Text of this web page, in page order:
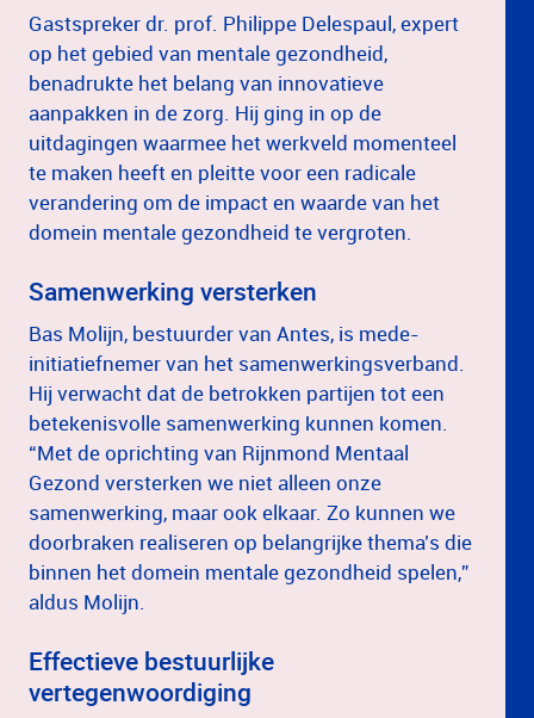
Gastspreker dr. prof. Philippe Delespaul, expert
op het gebied van mentale gezondheid,
benadrukte het belang van innovatieve
aanpakken in de zorg. Hij ging in op de
uitdagingen waarmee het werkveld momenteel
te maken heeft en pleitte voor een radicale
verandering om de impact en waarde van het
domein mentale gezondheid te vergroten.
Samenwerking versterken
Bas Molijn, bestuurder van Antes, is mede-
initiatiefnemer van het samenwerkingsverband.
Hij verwacht dat de betrokken partijen tot een
betekenisvolle samenwerking kunnen komen.
“Met de oprichting van Rijnmond Mentaal
Gezond versterken we niet alleen onze
samenwerking, maar ook elkaar. Zo kunnen we
doorbraken realiseren op belangrijke thema’s die
binnen het domein mentale gezondheid spelen,”
aldus Molijn.
Effectieve bestuurlijke
vertegenwoordiging